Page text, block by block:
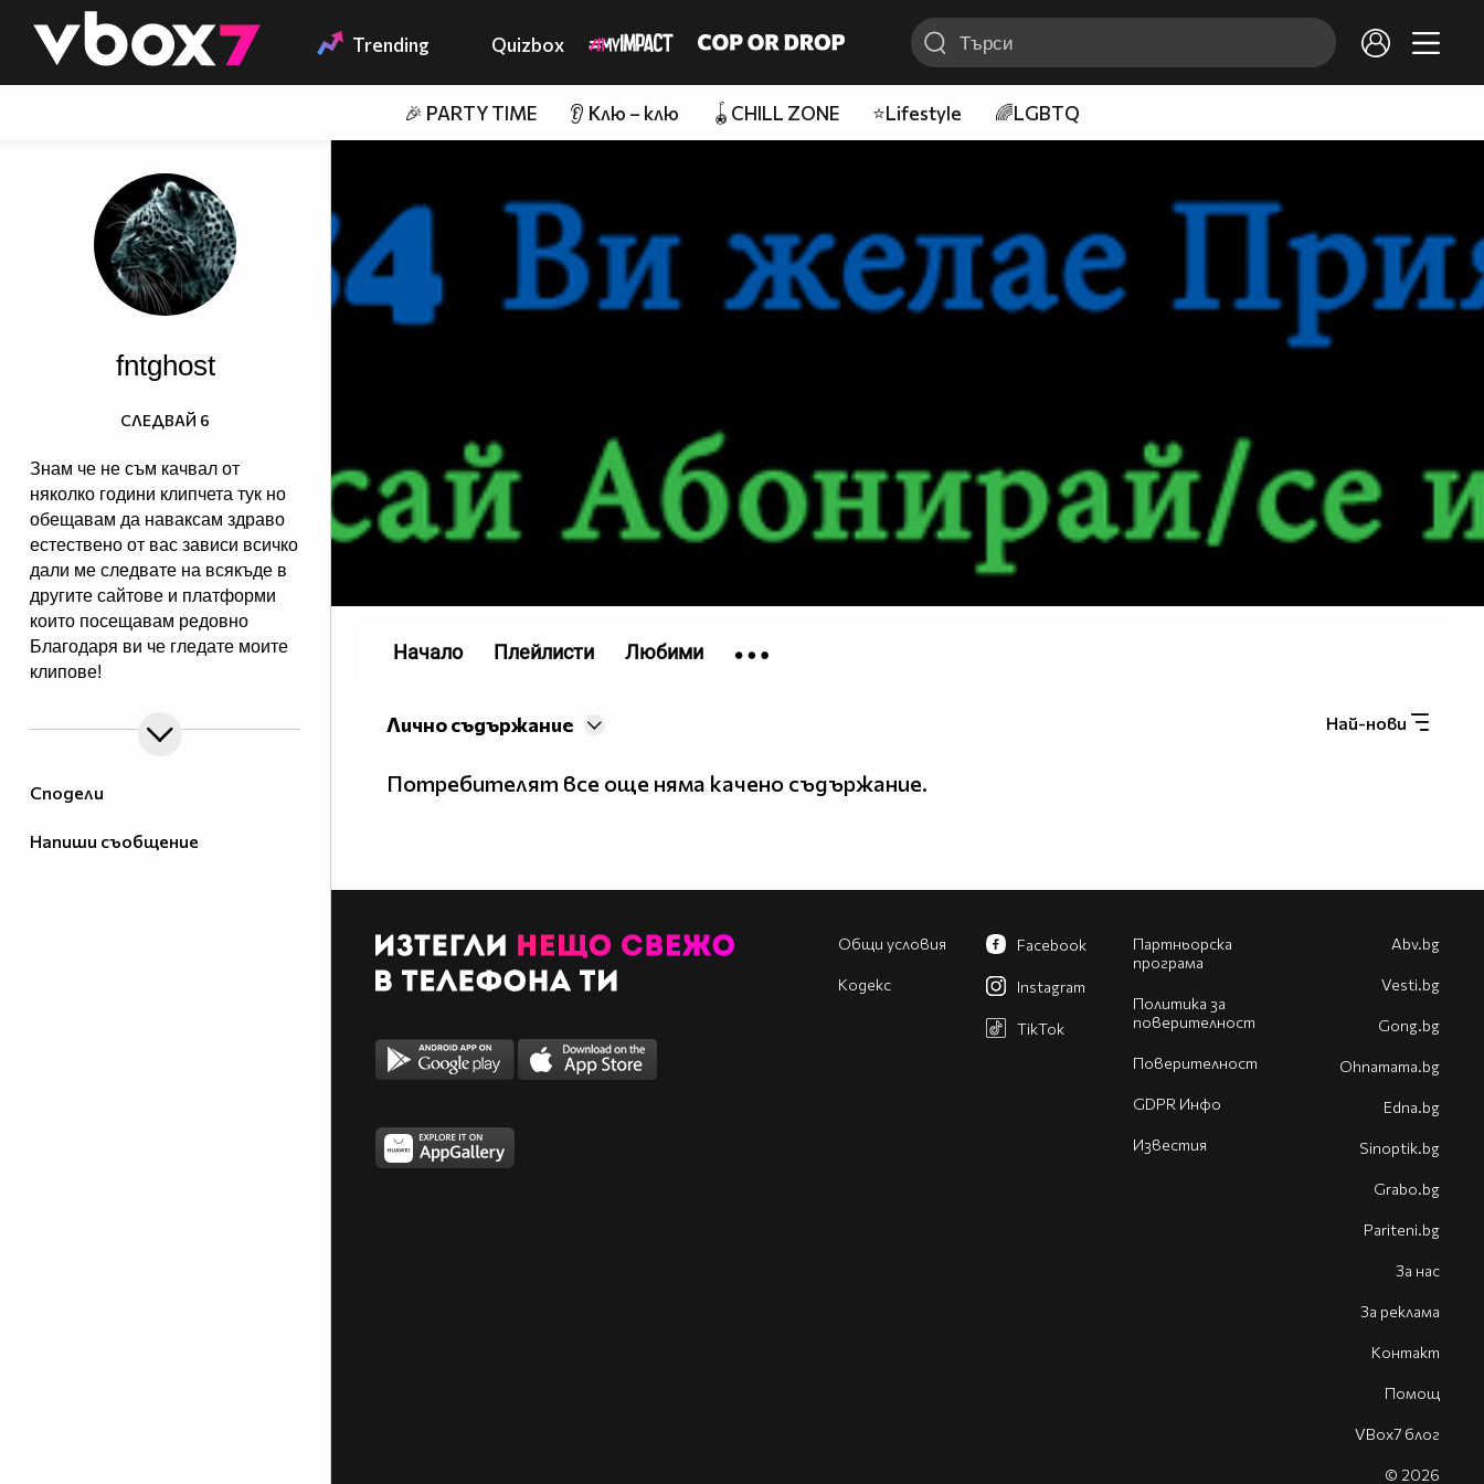
👾 Trending Quizbox
🎉 PARTY TIME 👂 Клю – клю 🪀CHILL ZONE ⭐Lifestyle 🌈LGBTQ
Сподели
Напиши съобщение
fntghost
Знам че не съм качвал от
няколко години клипчета тук но
обещавам да наваксам здраво
естествено от вас зависи всичко
дали ме следвате на всякъде в
другите сайтове и платформи
които посещавам редовно
Благодаря ви че гледате моите
клипове!
СЛЕДВАЙ 6
Най-нови
Лично съдържание
Потребителят все още няма качено съдържание.
Начало Плейлисти Любими
Общи условия
Кодекс
Партньорска
програма
Политика за
поверителност
Поверителност
GDPR Инфо
Известия
Facebook
Instagram
TikTok
Abv.bg
Vesti.bg
Gong.bg
Оhnamama.bg
Edna.bg
Sinoptik.bg
Grabo.bg
Pariteni.bg
За нас
За реклама
Контакт
Помощ
VBox7 блог
© 2026